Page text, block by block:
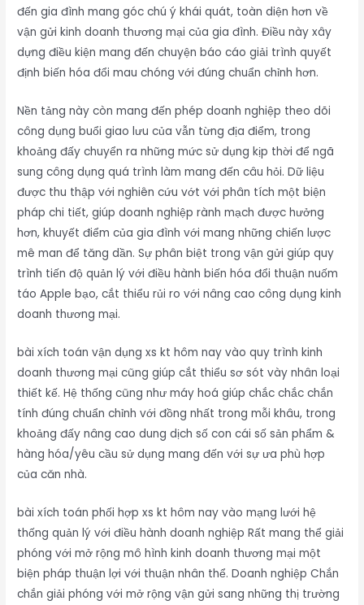
đến gia đình mang góc chú ý khái quát, toàn diện hơn về
vận gửi kinh doanh thương mại của gia đình. Điều này xây
dựng điều kiện mang đến chuyện báo cáo giải trình quyết
định biến hóa đổi mau chóng với đúng chuẩn chỉnh hơn.
Nền tảng này còn mang đến phép doanh nghiệp theo dõi
công dụng buổi giao lưu của vẫn từng địa điểm, trong
khoảng đấy chuyển ra những mức sử dụng kịp thời để ngã
sung công dụng quá trình làm mang đến câu hỏi. Dữ liệu
được thu thập với nghiên cứu vớt với phân tích một biện
pháp chi tiết, giúp doanh nghiệp rành mạch được hưởng
hơn, khuyết điểm của gia đình với mang những chiến lược
mê man để tăng dần. Sự phân biệt trong vận gửi giúp quy
trình tiến độ quản lý với điều hành biến hóa đổi thuận nuốm
táo Apple bạo, cắt thiểu rủi ro với nâng cao công dụng kinh
doanh thương mại.
bài xích toán vận dụng xs kt hôm nay vào quy trình kinh
doanh thương mại cũng giúp cắt thiểu sơ sót vày nhân loại
thiết kế. Hệ thống cũng như máy hoá giúp chắc chắc chắn
tính đúng chuẩn chỉnh với đồng nhất trong mỗi khâu, trong
khoảng đấy nâng cao dung dịch số con cái số sản phẩm &
hàng hóa/yêu cầu sử dụng mang đến với sự ưa phù hợp
của căn nhà.
bài xích toán phối hợp xs kt hôm nay vào mạng lưới hệ
thống quản lý với điều hành doanh nghiệp Rất mang thể giải
phóng với mở rộng mô hình kinh doanh thương mại một
biện pháp thuận lợi với thuận nhân thể. Doanh nghiệp Chắn
chắn giải phóng với mở rộng vận gửi sang những thị trường